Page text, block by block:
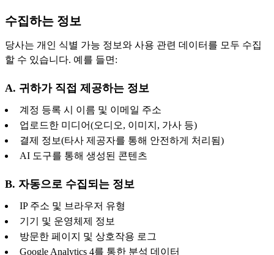
수집하는 정보
당사는 개인 식별 가능 정보와 사용 관련 데이터를 모두 수집
할 수 있습니다. 예를 들면:
A. 귀하가 직접 제공하는 정보
계정 등록 시 이름 및 이메일 주소
업로드한 미디어(오디오, 이미지, 가사 등)
결제 정보(타사 제공자를 통해 안전하게 처리됨)
AI 도구를 통해 생성된 콘텐츠
B. 자동으로 수집되는 정보
IP 주소 및 브라우저 유형
기기 및 운영체제 정보
방문한 페이지 및 상호작용 로그
Google Analytics 4를 통한 분석 데이터